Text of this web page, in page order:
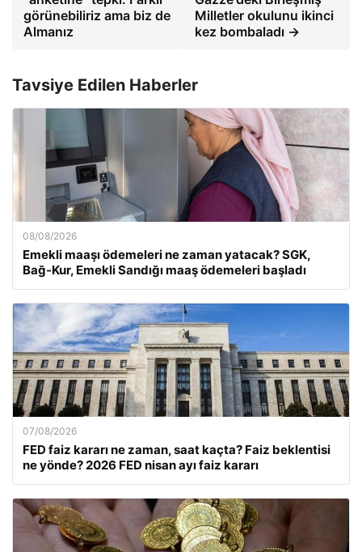
görünebiliriz ama biz de
Almanız
Milletler okulunu ikinci
kez bombaladı →
Tavsiye Edilen Haberler
08/08/2026
Emekli maaşı ödemeleri ne zaman yatacak? SGK,
Bağ-Kur, Emekli Sandığı maaş ödemeleri başladı
07/08/2026
FED faiz kararı ne zaman, saat kaçta? Faiz beklentisi
ne yönde? 2026 FED nisan ayı faiz kararı